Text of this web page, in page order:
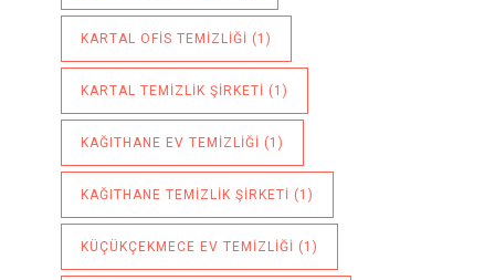
KARTAL OFIS TEMIZLIĞI (1)
KARTAL TEMIZLIK ŞIRKETI (1)
KAĞITHANE EV TEMIZLIĞI (1)
KAĞITHANE TEMIZLIK ŞIRKETI (1)
KÜÇÜKÇEKMECE EV TEMIZLIĞI (1)